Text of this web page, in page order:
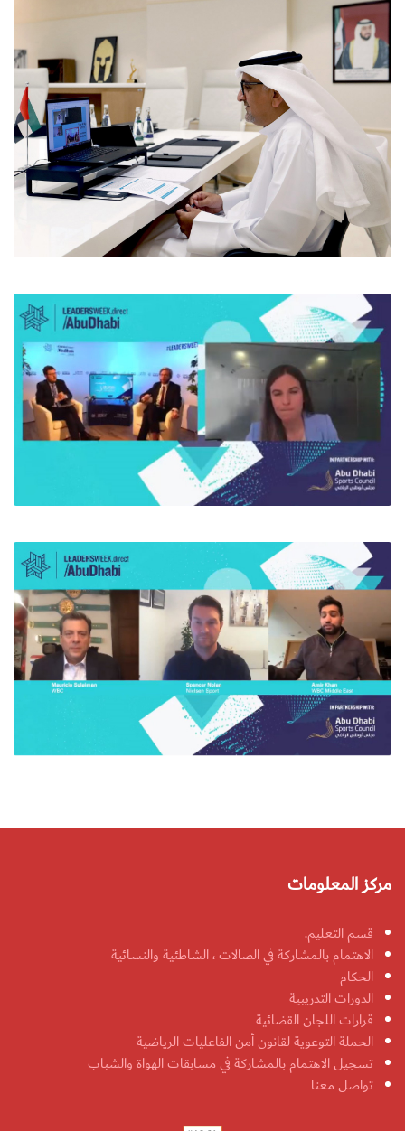
مركز المعلومات
قسم التعليم.
الاهتمام بالمشاركة في الصالات ، الشاطئية والنسائية
الحكام
الدورات التدريبية
قرارات اللجان القضائية
الحملة التوعوية لقانون أمن الفاعليات الرياضية
تسجيل الاهتمام بالمشاركة في مسابقات الهواة والشباب
تواصل معنا